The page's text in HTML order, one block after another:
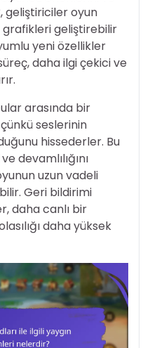
geliştiriciler oyun
geliştirebilir
yeni özellikler
daha ilgi çekici ve
arasında bir
seslerinin
hissederler. Bu
devamlılığını
uzun vadeli
Geri bildirimi
daha canlı bir
daha yüksek